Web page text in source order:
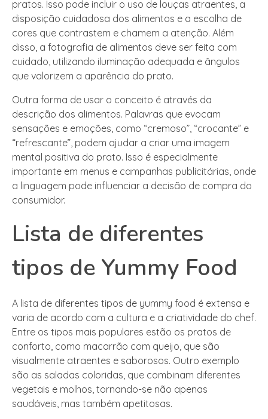
pratos. Isso pode incluir o uso de louças atraentes, a
disposição cuidadosa dos alimentos e a escolha de
cores que contrastem e chamem a atenção. Além
disso, a fotografia de alimentos deve ser feita com
cuidado, utilizando iluminação adequada e ângulos
que valorizem a aparência do prato.
Outra forma de usar o conceito é através da
descrição dos alimentos. Palavras que evocam
sensações e emoções, como “cremoso”, “crocante” e
“refrescante”, podem ajudar a criar uma imagem
mental positiva do prato. Isso é especialmente
importante em menus e campanhas publicitárias, onde
a linguagem pode influenciar a decisão de compra do
consumidor.
Lista de diferentes
tipos de Yummy Food
A lista de diferentes tipos de yummy food é extensa e
varia de acordo com a cultura e a criatividade do chef.
Entre os tipos mais populares estão os pratos de
conforto, como macarrão com queijo, que são
visualmente atraentes e saborosos. Outro exemplo
são as saladas coloridas, que combinam diferentes
vegetais e molhos, tornando-se não apenas
saudáveis, mas também apetitosas.